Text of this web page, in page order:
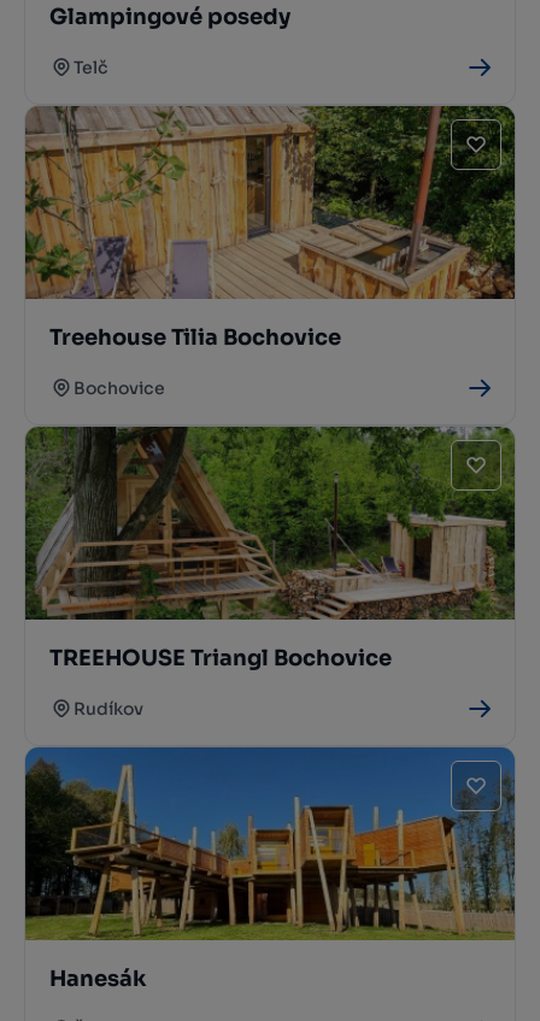
Glampingové posedy
Telč
Treehouse Tilia Bochovice
Bochovice
TREEHOUSE Triangl Bochovice
Rudíkov
Hanesák